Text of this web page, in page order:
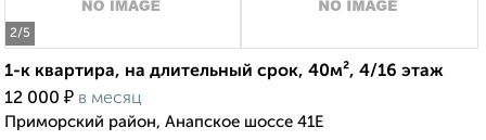
2/5
1-к квартира, на длительный срок, 40м², 4/16 этаж
12 000 ₽ в месяц
Приморский район, Анапское шоссе 41Е